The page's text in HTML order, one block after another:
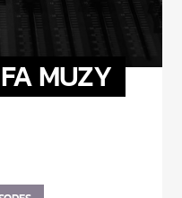
MUZY